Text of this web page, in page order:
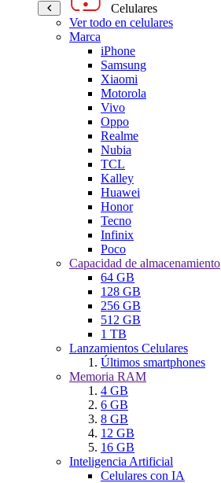
Celulares
Ver todo en celulares
Marca
iPhone
Samsung
Xiaomi
Motorola
Vivo
Oppo
Realme
Nubia
TCL
Kalley
Huawei
Honor
Tecno
Infinix
Poco
Capacidad de almacenamiento
64 GB
128 GB
256 GB
512 GB
1 TB
Lanzamientos Celulares
Últimos smartphones
Memoria RAM
4 GB
6 GB
8 GB
12 GB
16 GB
Inteligencia Artificial
Celulares con IA